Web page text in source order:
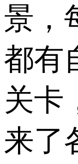
景，
都有
关卡
来了